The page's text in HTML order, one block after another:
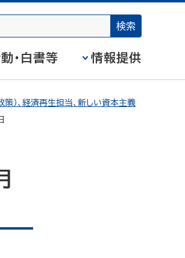
・白書等 情報提供
）、経済再生担当、新しい資本主義